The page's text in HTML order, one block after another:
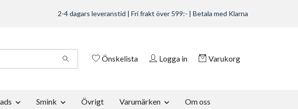
2-4 dagars leveranstid | Fri frakt över 599:- | Betala med Klarna
Önskelista Logga in Varukorg
Smink Övrigt Varumärken Om oss